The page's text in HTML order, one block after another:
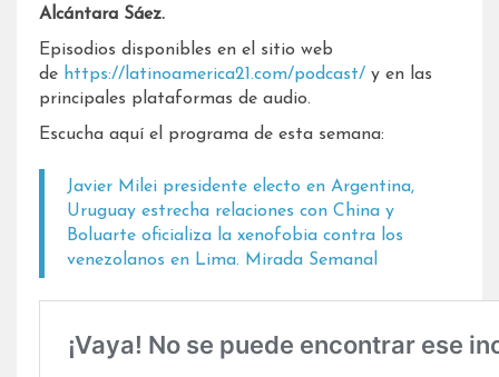
Alcántara Sáez.
Episodios disponibles en el sitio web
de https://latinoamerica21.com/podcast/ y en las
principales plataformas de audio.
Escucha aquí el programa de esta semana:
Javier Milei presidente electo en Argentina,
Uruguay estrecha relaciones con China y
Boluarte oficializa la xenofobia contra los
venezolanos en Lima. Mirada Semanal